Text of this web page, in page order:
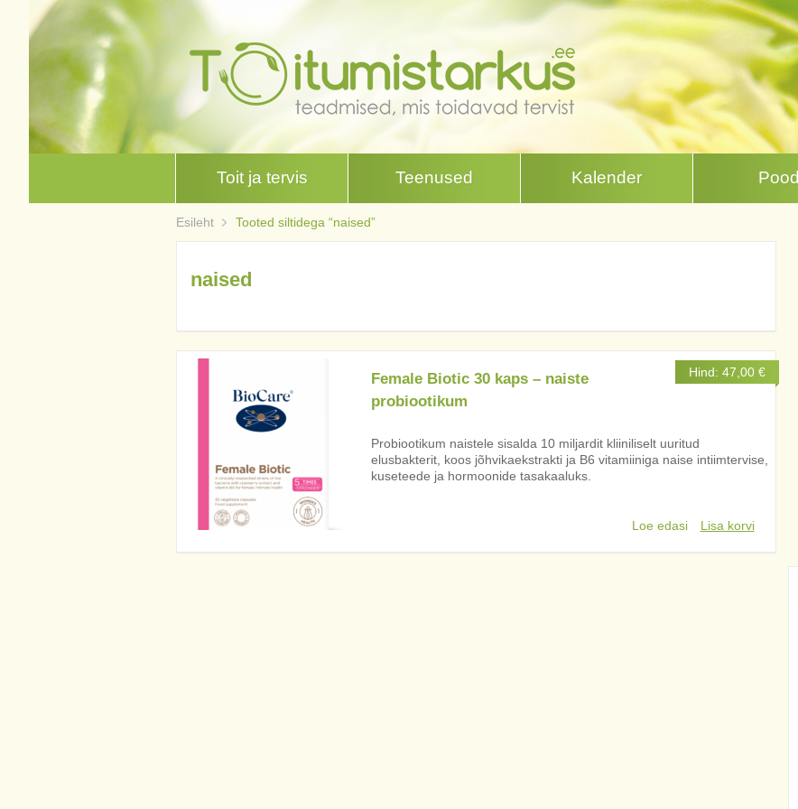
Toit ja tervis Teenused Kalender Pood
Esileht Tooted siltidega “naised”
naised
Female Biotic 30 kaps – naiste
probiootikum
Hind: 47,00 €
Probiootikum naistele sisalda 10 miljardit kliiniliselt uuritud
elusbakterit, koos jõhvikaekstrakti ja B6 vitamiiniga naise intiimtervise,
kuseteede ja hormoonide tasakaaluks.
Loe edasi Lisa korvi